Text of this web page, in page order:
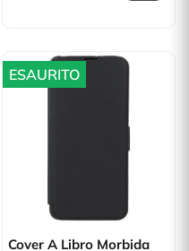
Cover A Libro Morbida
ESAURITO